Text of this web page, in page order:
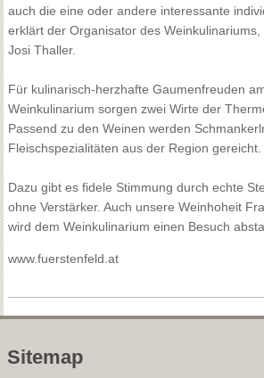
auch die eine oder andere interessante
erklärt der Organisator des Weinkulinariums,
Josi Thaller.
Für kulinarisch-herzhafte Gaumenfreuden
Weinkulinarium sorgen zwei Wirte der
Passend zu den Weinen werden
Fleischspezialitäten aus der Region gereicht.
Dazu gibt es fidele Stimmung durch echte
ohne Verstärker. Auch unsere Weinhoheit
wird dem Weinkulinarium einen Besuch
www.fuerstenfeld.at
Sitemap